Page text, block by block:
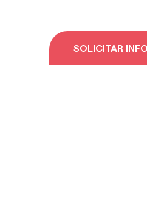
SOLICITAR